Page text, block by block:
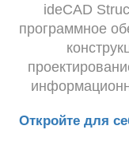
ideCAD
программное
Откройте для